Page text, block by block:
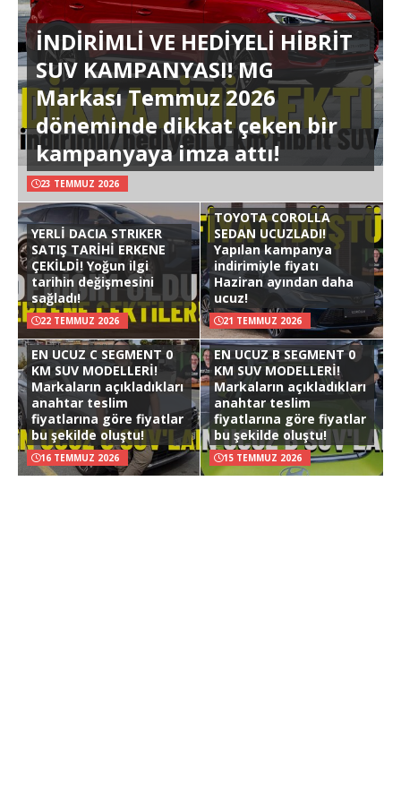
İNDİRİMLİ VE HEDİYELİ HİBRİT
SUV KAMPANYASI! MG
Markası Temmuz 2026
döneminde dikkat çeken bir
kampanyaya imza attı!
23 TEMMUZ 2026
YERLİ DACIA STRIKER
SATIŞ TARİHİ ERKENE
ÇEKİLDİ! Yoğun ilgi
tarihin değişmesini
sağladı!
22 TEMMUZ 2026
TOYOTA COROLLA
SEDAN UCUZLADI!
Yapılan kampanya
indirimiyle fiyatı
Haziran ayından daha
ucuz!
21 TEMMUZ 2026
EN UCUZ C SEGMENT 0
KM SUV MODELLERİ!
Markaların açıkladıkları
anahtar teslim
fiyatlarına göre fiyatlar
bu şekilde oluştu!
16 TEMMUZ 2026
EN UCUZ B SEGMENT 0
KM SUV MODELLERİ!
Markaların açıkladıkları
anahtar teslim
fiyatlarına göre fiyatlar
bu şekilde oluştu!
15 TEMMUZ 2026